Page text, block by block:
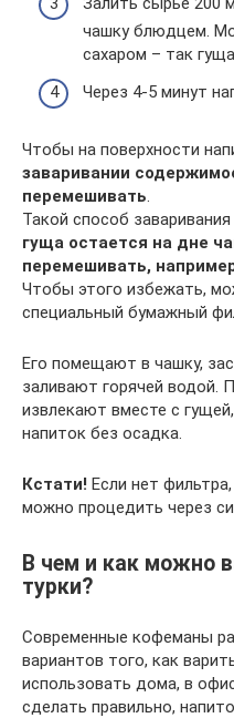
чашку блюдцем.
сахаром – так
Через 4-5 минут
Чтобы на поверхности
заваривании
перемешивать
Такой способ
гуща остается на дне
перемешивать,
Чтобы этого избежать,
специальный бумажный
Его помещают в чашку,
заливают горячей водой.
извлекают вместе с
напиток без осадка.
Кстати! Если нет
можно процедить через
В чем и как можно
турки?
Современные кофеманы
вариантов того, как
использовать дома, в
сделать правильно,